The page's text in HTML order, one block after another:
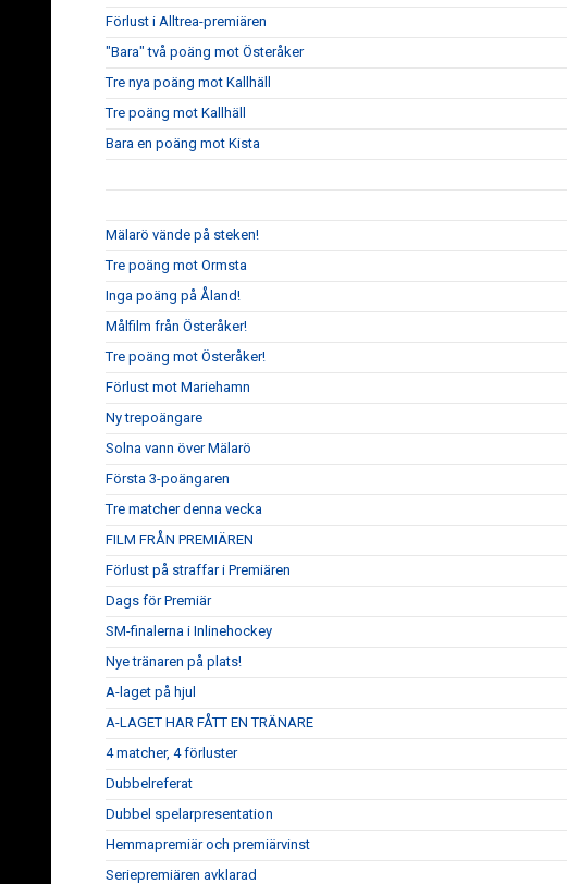
Förlust i Alltrea-premiären
"Bara" två poäng mot Österåker
Tre nya poäng mot Kallhäll
Tre poäng mot Kallhäll
Bara en poäng mot Kista
Mälarö vände på steken!
Tre poäng mot Ormsta
Inga poäng på Åland!
Målfilm från Österåker!
Tre poäng mot Österåker!
Förlust mot Mariehamn
Ny trepoängare
Solna vann över Mälarö
Första 3-poängaren
Tre matcher denna vecka
FILM FRÅN PREMIÄREN
Förlust på straffar i Premiären
Dags för Premiär
SM-finalerna i Inlinehockey
Nye tränaren på plats!
A-laget på hjul
A-LAGET HAR FÅTT EN TRÄNARE
4 matcher, 4 förluster
Dubbelreferat
Dubbel spelarpresentation
Hemmapremiär och premiärvinst
Seriepremiären avklarad